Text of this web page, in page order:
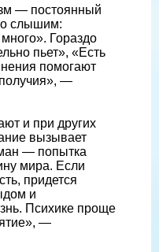
— постоянный
слышим:
Гораздо
пьет», «Есть
помогают
—
и при других
вызывает
— попытка
мира. Если
придется
и
Психике проще
—